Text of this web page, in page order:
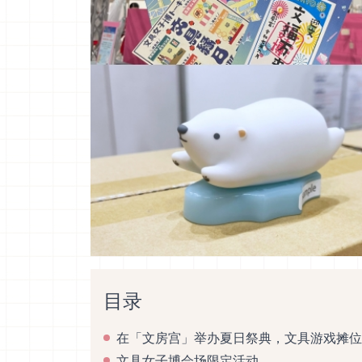
目录
在「文房宫」举办夏日祭典，文具游戏摊